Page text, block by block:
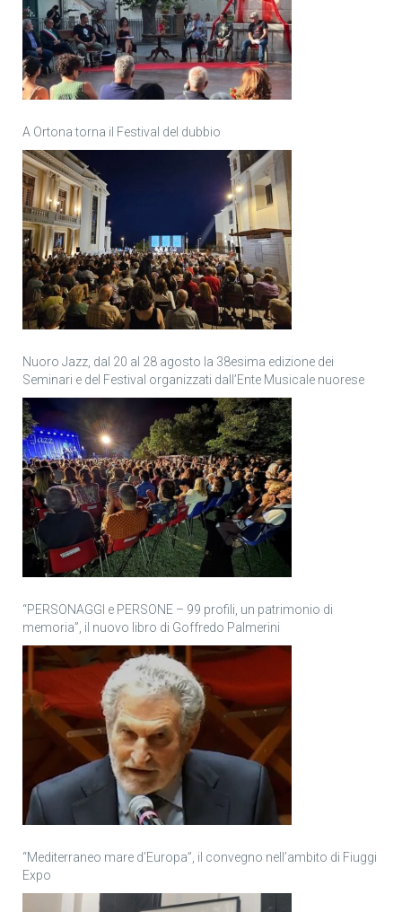
A Ortona torna il Festival del dubbio
Nuoro Jazz, dal 20 al 28 agosto la 38esima edizione dei
Seminari e del Festival organizzati dall’Ente Musicale nuorese
“PERSONAGGI e PERSONE – 99 profili, un patrimonio di
memoria”, il nuovo libro di Goffredo Palmerini
“Mediterraneo mare d’Europa”, il convegno nell’ambito di Fiuggi
Expo